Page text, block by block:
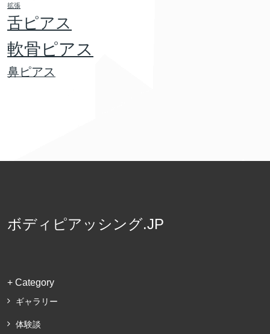
拡張
舌ピアス
軟骨ピアス
鼻ピアス
ボディピアッシング.JP
+ Category
ギャラリー
体験談